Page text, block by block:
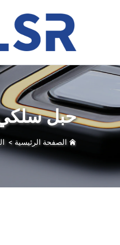
حبل سلكي
الصفحة الرئيسية >